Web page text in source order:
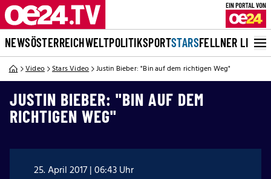
NEWSÖSTERREICHWELTPOLITIKSPORTSTARSFELLNER LIVE
Video Stars Video Justin Bieber: "Bin auf dem richtigen Weg"
JUSTIN BIEBER: "BIN AUF DEM
RICHTIGEN WEG"
25. April 2017 | 06:43 Uhr